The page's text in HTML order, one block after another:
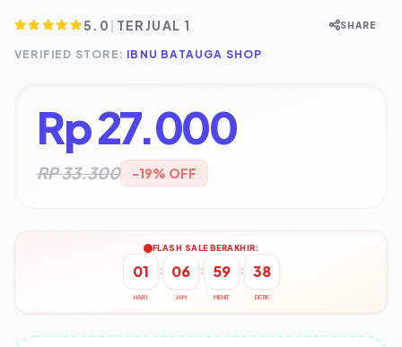
5.0 | TERJUAL 1 SHARE
VERIFIED STORE: IBNU BATAUGA SHOP
Rp27.000
RP33.300 -19% OFF
FLASH SALE BERAKHIR:
01
HARI
: 06
JAM
: 59
MENIT
: 38
DETIK